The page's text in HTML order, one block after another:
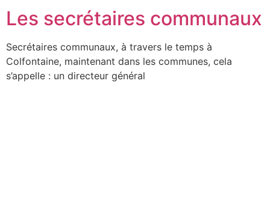
Les secrétaires communaux
Secrétaires communaux, à travers le temps à
Colfontaine, maintenant dans les communes, cela
s’appelle : un directeur général